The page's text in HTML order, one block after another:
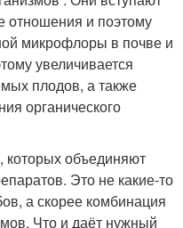
отношения и поэтому
микрофлоры в почве и
увеличивается
плодов, а также
органического
которых объединяют
Это не какие-то
а скорее комбинация
Что и даёт нужный